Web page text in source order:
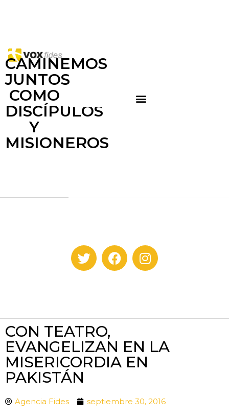
CAMINEMOS
JUNTOS
COMO
DISCÍPULOS
Y
MISIONEROS
CON TEATRO,
EVANGELIZAN EN LA
MISERICORDIA EN
PAKISTÁN
Agencia Fides septiembre 30, 2016